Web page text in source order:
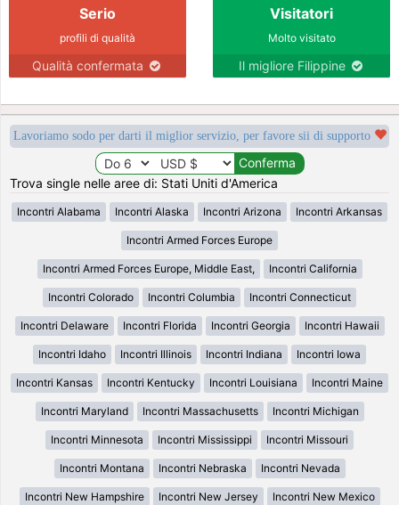
Serio
profili di qualità
Qualità confermata
Visitatori
Molto visitato
Il migliore Filippine
Lavoriamo sodo per darti il miglior servizio, per favore sii di supporto
Trova single nelle aree di: Stati Uniti d'America
Incontri Alabama Incontri Alaska Incontri Arizona Incontri Arkansas
Incontri Armed Forces Europe
Incontri Armed Forces Europe, Middle East, Incontri California
Incontri Colorado Incontri Columbia Incontri Connecticut
Incontri Delaware Incontri Florida Incontri Georgia Incontri Hawaii
Incontri Idaho Incontri Illinois Incontri Indiana Incontri Iowa
Incontri Kansas Incontri Kentucky Incontri Louisiana Incontri Maine
Incontri Maryland Incontri Massachusetts Incontri Michigan
Incontri Minnesota Incontri Mississippi Incontri Missouri
Incontri Montana Incontri Nebraska Incontri Nevada
Incontri New Hampshire Incontri New Jersey Incontri New Mexico